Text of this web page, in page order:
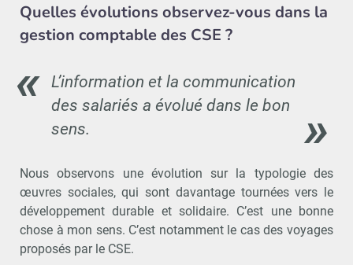
Quelles évolutions observez-vous dans la
gestion comptable des CSE ?
L’information et la communication
des salariés a évolué dans le bon
sens.
Nous observons une évolution sur la typologie des
œuvres sociales, qui sont davantage tournées vers le
développement durable et solidaire. C’est une bonne
chose à mon sens. C’est notamment le cas des voyages
proposés par le CSE.